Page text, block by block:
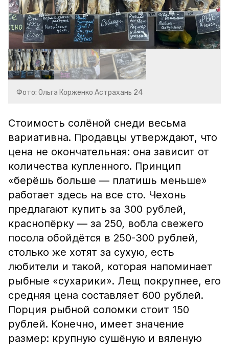
Фото: Ольга Корженко Астрахань 24
Стоимость солёной снеди весьма
вариативна. Продавцы утверждают, что
цена не окончательная: она зависит от
количества купленного. Принцип
«берёшь больше — платишь меньше»
работает здесь на все сто. Чехонь
предлагают купить за 300 рублей,
краснопёрку — за 250, вобла свежего
посола обойдётся в 250-300 рублей,
столько же хотят за сухую, есть
любители и такой, которая напоминает
рыбные «сухарики». Лещ покрупнее, его
средняя цена составляет 600 рублей.
Порция рыбной соломки стоит 150
рублей. Конечно, имеет значение
размер: крупную сушёную и вяленую